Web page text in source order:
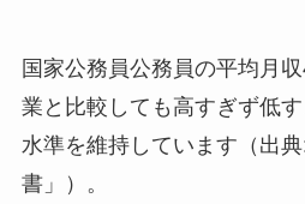
国家公務員公務員の平均月
業と比較しても高すぎず低
水準を維持しています（出
書」）。